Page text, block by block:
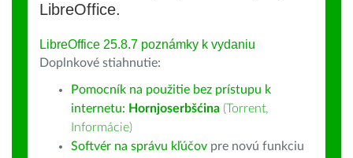
LibreOffice.
LibreOffice 25.8.7 poznámky k vydaniu
Doplnkové stiahnutie:
Pomocník na použitie bez prístupu k
internetu: Hornjoserbšćina (Torrent,
Informácie)
Softvér na správu kľúčov pre novú funkciu